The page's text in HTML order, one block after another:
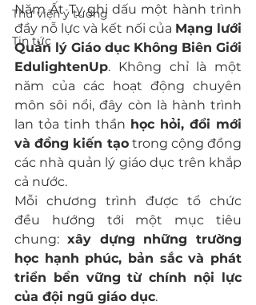
Thư viện ý tưởng
Tin tức
Năm Ất Tỵ ghi dấu một hành trình
đầy nỗ lực và kết nối của Mạng lưới
Quản lý Giáo dục Không Biên Giới
EdulightenUp. Không chỉ là một
năm của các hoạt động chuyên
môn sôi nổi, đây còn là hành trình
lan tỏa tinh thần học hỏi, đổi mới
và đồng kiến tạo trong cộng đồng
các nhà quản lý giáo dục trên khắp
cả nước.
Mỗi chương trình được tổ chức
đều hướng tới một mục tiêu
chung: xây dựng những trường
học hạnh phúc, bản sắc và phát
triển bền vững từ chính nội lực
của đội ngũ giáo dục.